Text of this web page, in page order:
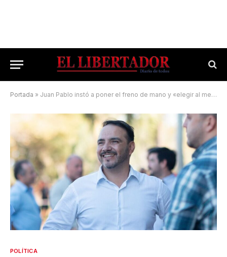
Portada » Juan Pablo instó a poner el freno de mano y «elegir al mejor»
POLÍTICA